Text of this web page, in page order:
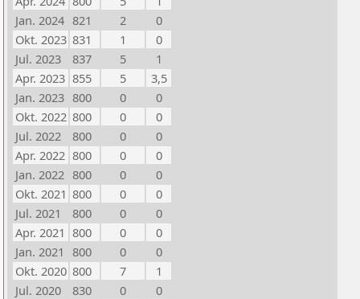
Jan. 2024 821 2
0
Okt. 2023 831 1
0
Jul. 2023
837 5
1
Apr. 2023 855 5
3,5
Jan. 2023 800 0
0
Okt. 2022 800 0
0
Jul. 2022
800 0
0
Apr. 2022 800 0
0
Jan. 2022 800 0
0
Okt. 2021 800 0
0
Jul. 2021
800 0
0
Apr. 2021 800 0
0
Jan. 2021 800 0
0
Okt. 2020 800 7
1
Jul. 2020
830 0
0